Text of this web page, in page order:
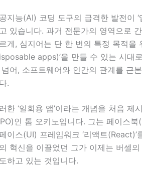
지능(AI) 코딩 도구의 급격한 발전이
있습니다. 과거 전문가의 영역으로
게, 심지어는 단 한 번의 특정 목적을
apps)’을 만들 수 있는 시대
넘어, 소프트웨어와 인간의 관계를 근
.
한 ‘일회용 앱’이라는 개념을 처음
인 톰 오키노입니다. 그는 페이스
이스(UI) 프레임워크 ‘리액트
혁신을 이끌었던 그가 이제는 버셀
하고 있는 것입니다.